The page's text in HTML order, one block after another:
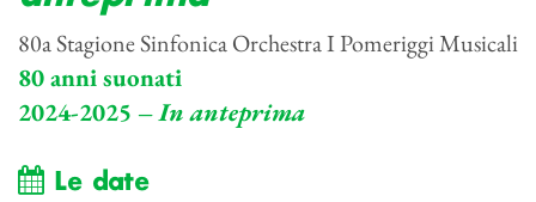
80a Stagione Sinfonica Orchestra I Pomeriggi Musicali
80 anni suonati
2024-2025 –In anteprima
Le date